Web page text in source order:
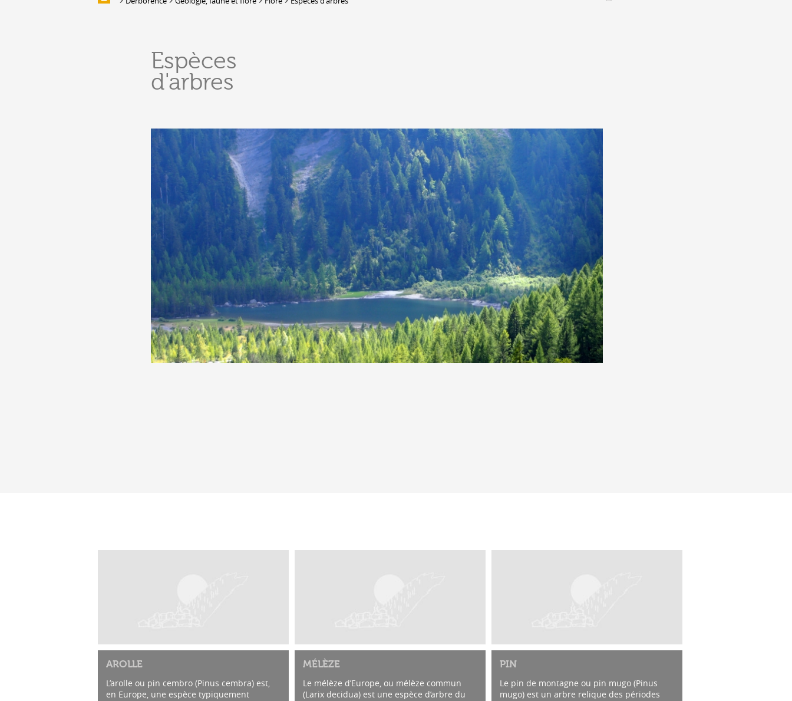
Multimedia
Unterbringung
Location de salles et de couverts
Caveaux de dégustation
Hébergement
Accès
Lire et/ou s'inscrire à la newsletter
Figurer sur notre newsletter
Espèces
d'arbres
AROLLE
L’arolle ou pin cembro (Pinus cembra) est,
en Europe, une espèce typiquement
MÉLÈZE
Le mélèze d’Europe, ou mélèze commun
(Larix decidua) est une espèce d’arbre du
PIN
Le pin de montagne ou pin mugo (Pinus
mugo) est un arbre relique des périodes